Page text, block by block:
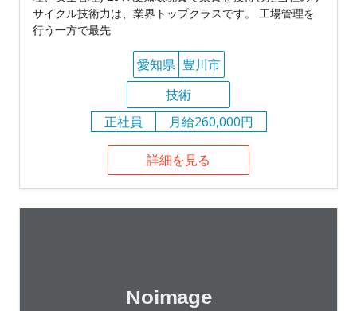
サイクル技術力は、業界トップクラスです。 工場管理を
行う一方で最先
愛知県 豊川市
技術
正社員
月給260,000円
詳細を見る